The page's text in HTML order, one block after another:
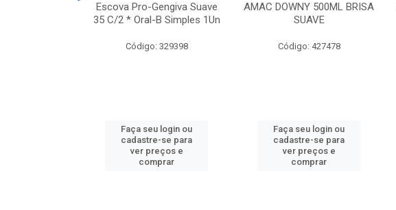
Escova Pro-Gengiva Suave
35 C/2 * Oral-B Simples 1Un
Código: 329398
Faça seu login ou
cadastre-se para
ver preços e
comprar
AMAC DOWNY 500ML BRISA
SUAVE
Código: 427478
Faça seu login ou
cadastre-se para
ver preços e
comprar